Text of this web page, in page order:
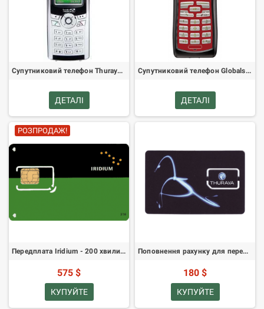
Супутниковий телефон Thuraya SG-2520
ДЕТАЛІ
Супутниковий телефон Globalstar GSP-1700
ДЕТАЛІ
РОЗПРОДАЖ!
Передплата Iridium - 200 хвилин - шестимісячна дійсність
575 $
КУПУЙТЕ
Поповнення рахунку для передплаченої SIM-карти Thuraya - 160 одиниць
180 $
КУПУЙТЕ